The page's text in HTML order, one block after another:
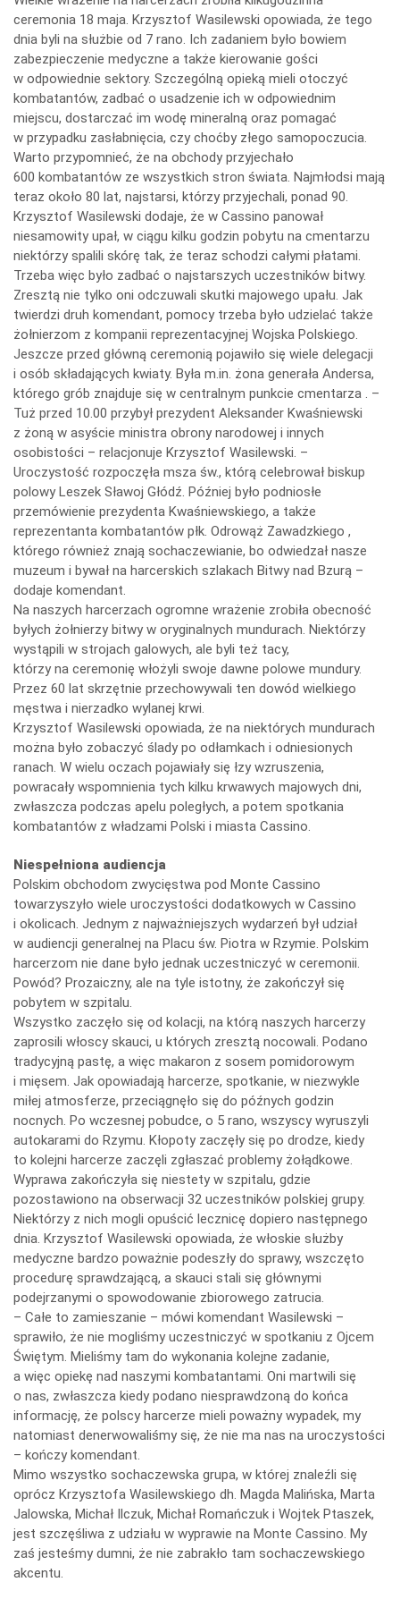
ceremonia 18 maja. Krzysztof Wasilewski opowiada, że tego
dnia byli na służbie od 7 rano. Ich zadaniem było bowiem
zabezpieczenie medyczne a także kierowanie gości
w odpowiednie sektory. Szczególną opieką mieli otoczyć
kombatantów, zadbać o usadzenie ich w odpowiednim
miejscu, dostarczać im wodę mineralną oraz pomagać
w przypadku zasłabnięcia, czy choćby złego samopoczucia.
Warto przypomnieć, że na obchody przyjechało
600 kombatantów ze wszystkich stron świata. Najmłodsi mają
teraz około 80 lat, najstarsi, którzy przyjechali, ponad 90.
Krzysztof Wasilewski dodaje, że w Cassino panował
niesamowity upał, w ciągu kilku godzin pobytu na cmentarzu
niektórzy spalili skórę tak, że teraz schodzi całymi płatami.
Trzeba więc było zadbać o najstarszych uczestników bitwy.
Zresztą nie tylko oni odczuwali skutki majowego upału. Jak
twierdzi druh komendant, pomocy trzeba było udzielać także
żołnierzom z kompanii reprezentacyjnej Wojska Polskiego.
Jeszcze przed główną ceremonią pojawiło się wiele delegacji
i osób składających kwiaty. Była m.in. żona generała Andersa,
którego grób znajduje się w centralnym punkcie cmentarza . –
Tuż przed 10.00 przybył prezydent Aleksander Kwaśniewski
z żoną w asyście ministra obrony narodowej i innych
osobistości – relacjonuje Krzysztof Wasilewski. –
Uroczystość rozpoczęła msza św., którą celebrował biskup
polowy Leszek Sławoj Głódź. Później było podniosłe
przemówienie prezydenta Kwaśniewskiego, a także
reprezentanta kombatantów płk. Odrowąż Zawadzkiego ,
którego również znają sochaczewianie, bo odwiedzał nasze
muzeum i bywał na harcerskich szlakach Bitwy nad Bzurą –
dodaje komendant.
Na naszych harcerzach ogromne wrażenie zrobiła obecność
byłych żołnierzy bitwy w oryginalnych mundurach. Niektórzy
wystąpili w strojach galowych, ale byli też tacy,
którzy na ceremonię włożyli swoje dawne polowe mundury.
Przez 60 lat skrzętnie przechowywali ten dowód wielkiego
męstwa i nierzadko wylanej krwi.
Krzysztof Wasilewski opowiada, że na niektórych mundurach
można było zobaczyć ślady po odłamkach i odniesionych
ranach. W wielu oczach pojawiały się łzy wzruszenia,
powracały wspomnienia tych kilku krwawych majowych dni,
zwłaszcza podczas apelu poległych, a potem spotkania
kombatantów z władzami Polski i miasta Cassino.
Niespełniona audiencja
Polskim obchodom zwycięstwa pod Monte Cassino
towarzyszyło wiele uroczystości dodatkowych w Cassino
i okolicach. Jednym z najważniejszych wydarzeń był udział
w audiencji generalnej na Placu św. Piotra w Rzymie. Polskim
harcerzom nie dane było jednak uczestniczyć w ceremonii.
Powód? Prozaiczny, ale na tyle istotny, że zakończył się
pobytem w szpitalu.
Wszystko zaczęło się od kolacji, na którą naszych harcerzy
zaprosili włoscy skauci, u których zresztą nocowali. Podano
tradycyjną pastę, a więc makaron z sosem pomidorowym
i mięsem. Jak opowiadają harcerze, spotkanie, w niezwykle
miłej atmosferze, przeciągnęło się do późnych godzin
nocnych. Po wczesnej pobudce, o 5 rano, wszyscy wyruszyli
autokarami do Rzymu. Kłopoty zaczęły się po drodze, kiedy
to kolejni harcerze zaczęli zgłaszać problemy żołądkowe.
Wyprawa zakończyła się niestety w szpitalu, gdzie
pozostawiono na obserwacji 32 uczestników polskiej grupy.
Niektórzy z nich mogli opuścić lecznicę dopiero następnego
dnia. Krzysztof Wasilewski opowiada, że włoskie służby
medyczne bardzo poważnie podeszły do sprawy, wszczęto
procedurę sprawdzającą, a skauci stali się głównymi
podejrzanymi o spowodowanie zbiorowego zatrucia.
– Całe to zamieszanie – mówi komendant Wasilewski –
sprawiło, że nie mogliśmy uczestniczyć w spotkaniu z Ojcem
Świętym. Mieliśmy tam do wykonania kolejne zadanie,
a więc opiekę nad naszymi kombatantami. Oni martwili się
o nas, zwłaszcza kiedy podano niesprawdzoną do końca
informację, że polscy harcerze mieli poważny wypadek, my
natomiast denerwowaliśmy się, że nie ma nas na uroczystości
– kończy komendant.
Mimo wszystko sochaczewska grupa, w której znaleźli się
oprócz Krzysztofa Wasilewskiego dh. Magda Malińska, Marta
Jalowska, Michał Ilczuk, Michał Romańczuk i Wojtek Ptaszek,
jest szczęśliwa z udziału w wyprawie na Monte Cassino. My
zaś jesteśmy dumni, że nie zabrakło tam sochaczewskiego
akcentu.